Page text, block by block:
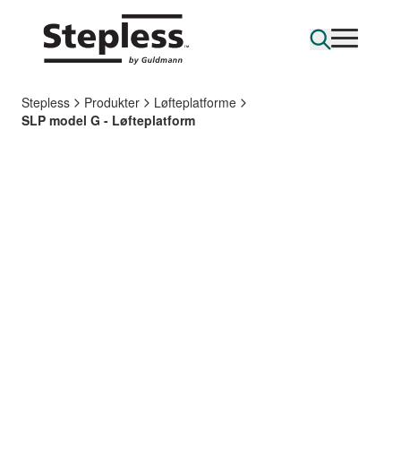
Stepless Produkter
Løfteplatforme
SLP model G - Løfteplatform